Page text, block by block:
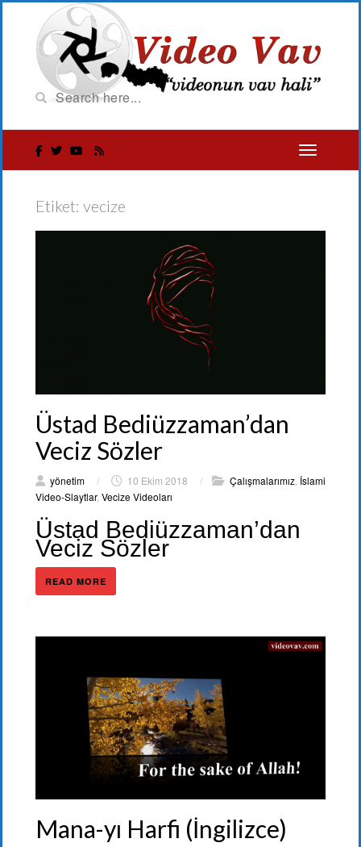
Etiket: vecize
Üstad Bediüzzaman’dan
Veciz Sözler
yönetim / 10 Ekim 2018 / Çalışmalarımız İslami
Video-Slaytlar, Vecize Videoları
Üstad Bediüzzaman’dan
Veciz Sözler
READ MORE
Mana-yı Harfi (İngilizce)